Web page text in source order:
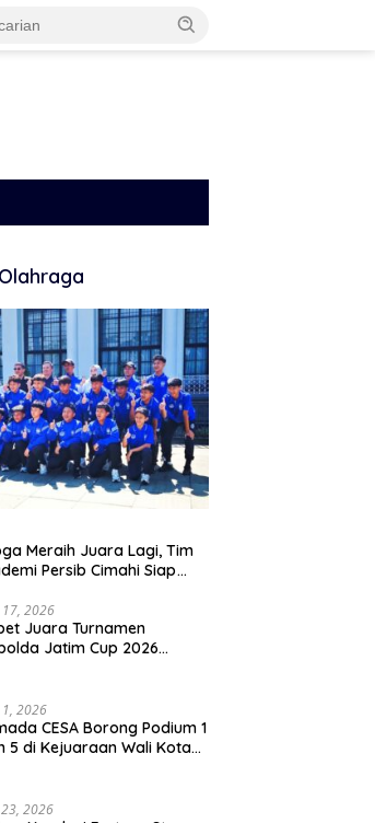
Meraih Juara Lagi, Tim
Persib Cimahi Siap
17, 2026
Juara Turnamen
Jatim Cup 2026
1, 2026
CESA Borong Podium 1
5 di Kejuaraan Wali Kota
2026